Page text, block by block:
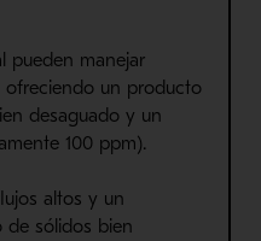
pueden manejar
ofreciendo un producto
desaguado y un
100 ppm).
altos y un
sólidos bien